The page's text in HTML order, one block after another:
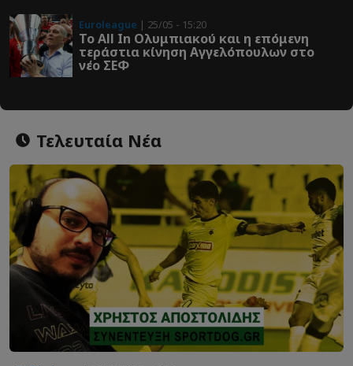
Euroleague | 25/05 - 15:20
Το All In Ολυμπιακού και η επόμενη
τεράστια κίνηση Αγγελόπουλων στο
νέο ΣΕΦ
Τελευταία Νέα